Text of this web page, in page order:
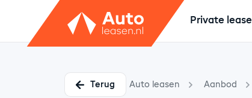
Private lease
Terug Auto leasen Aanbod